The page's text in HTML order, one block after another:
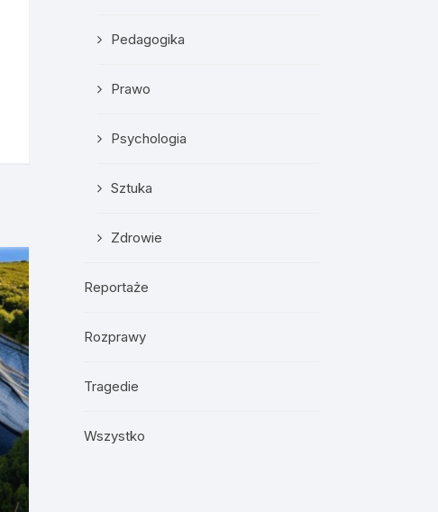
Pedagogika
Prawo
Psychologia
Sztuka
Zdrowie
Reportaże
Rozprawy
Tragedie
Wszystko